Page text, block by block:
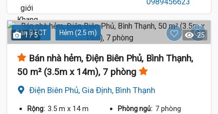
Sàn BTCT Hẻm (2.5 m)
1 / 5 25
Bán nhà hẻm, Điện Biên Phủ, Bình Thạnh,
50 m² (3.5m x 14m), 7 phòng
Điện Biên Phủ, Gia Định, Bình Thạnh
Rộng: 3.5 m x 14 m Phòng ngủ: 7 phòng